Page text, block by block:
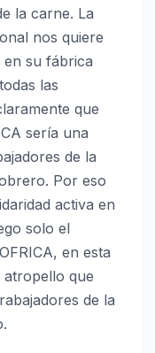
la carne. La
nos quiere
en su fábrica
las
que
sería una
de la
Por eso
activa en
solo el
en esta
que
de la